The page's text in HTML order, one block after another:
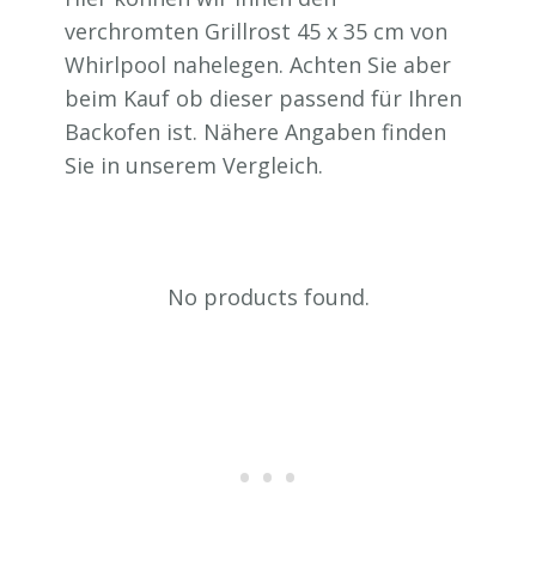
verchromten Grillrost 45 x 35 cm von
Whirlpool nahelegen. Achten Sie aber
beim Kauf ob dieser passend für Ihren
Backofen ist. Nähere Angaben finden
Sie in unserem Vergleich.
No products found.